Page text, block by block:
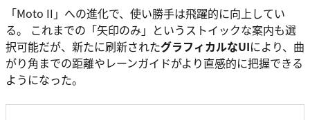
「Moto II」への進化で、使い勝手は飛躍的に向上してい
る。 これまでの「矢印のみ」というストイックな案内も選
択可能だが、新たに刷新されたグラフィカルなUIにより、曲
がり角までの距離やレーンガイドがより直感的に把握できる
ようになった。